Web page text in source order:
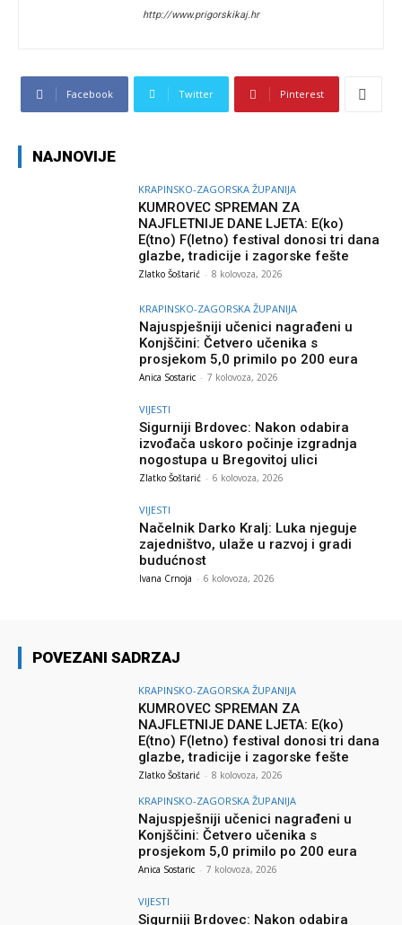
http://www.prigorskikaj.hr
Facebook Twitter Pinterest
NAJNOVIJE
KRAPINSKO-ZAGORSKA ŽUPANIJA
KUMROVEC SPREMAN ZA
NAJFLETNIJE DANE LJETA: E(ko)
E(tno) F(letno) festival donosi tri dana
glazbe, tradicije i zagorske fešte
Zlatko Šoštarić - 8 kolovoza, 2026
KRAPINSKO-ZAGORSKA ŽUPANIJA
Najuspješniji učenici nagrađeni u
Konjščini: Četvero učenika s
prosjekom 5,0 primilo po 200 eura
Anica Sostaric - 7 kolovoza, 2026
VIJESTI
Sigurniji Brdovec: Nakon odabira
izvođača uskoro počinje izgradnja
nogostupa u Bregovitoj ulici
Zlatko Šoštarić - 6 kolovoza, 2026
VIJESTI
Načelnik Darko Kralj: Luka njeguje
zajedništvo, ulaže u razvoj i gradi
budućnost
Ivana Crnoja - 6 kolovoza, 2026
POVEZANI SADRZAJ
KRAPINSKO-ZAGORSKA ŽUPANIJA
KUMROVEC SPREMAN ZA
NAJFLETNIJE DANE LJETA: E(ko)
E(tno) F(letno) festival donosi tri dana
glazbe, tradicije i zagorske fešte
Zlatko Šoštarić - 8 kolovoza, 2026
KRAPINSKO-ZAGORSKA ŽUPANIJA
Najuspješniji učenici nagrađeni u
Konjščini: Četvero učenika s
prosjekom 5,0 primilo po 200 eura
Anica Sostaric - 7 kolovoza, 2026
VIJESTI
Sigurniji Brdovec: Nakon odabira